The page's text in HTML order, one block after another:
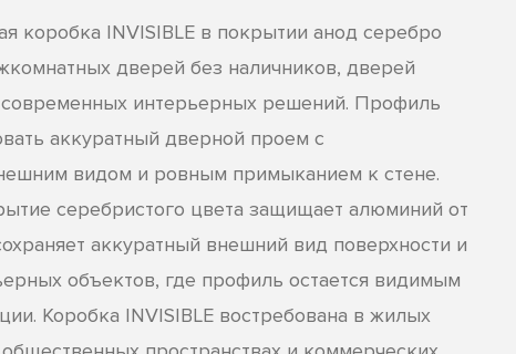
коробка INVISIBLE в покрытии анод серебро
дверей без наличников, дверей
интерьерных решений. Профиль
аккуратный дверной проем с
видом и ровным примыканием к стене.
серебристого цвета защищает алюминий от
аккуратный внешний вид поверхности и
объектов, где профиль остается видимым
Коробка INVISIBLE востребована в жилых